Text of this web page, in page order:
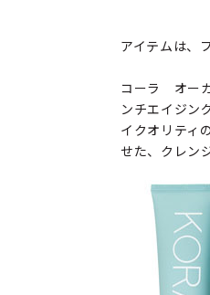
アイテムは、
コーラ オー
ンチエイジン
イクオリティ
せた、クレン